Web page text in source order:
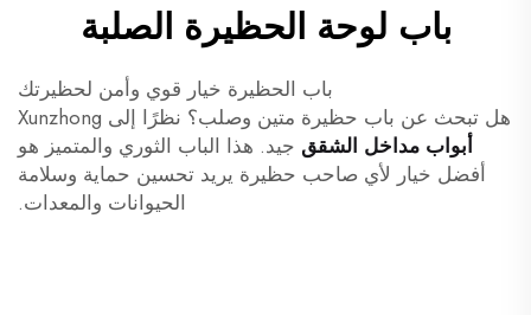
باب لوحة الحظيرة الصلبة
باب الحظيرة خيار قوي وأمن لحظيرتك
هل تبحث عن باب حظيرة متين وصلب؟ نظرًا إلى Xunzhong
أبواب مداخل الشقق جيد. هذا الباب الثوري والمتميز هو
أفضل خيار لأي صاحب حظيرة يريد تحسين حماية وسلامة
الحيوانات والمعدات.